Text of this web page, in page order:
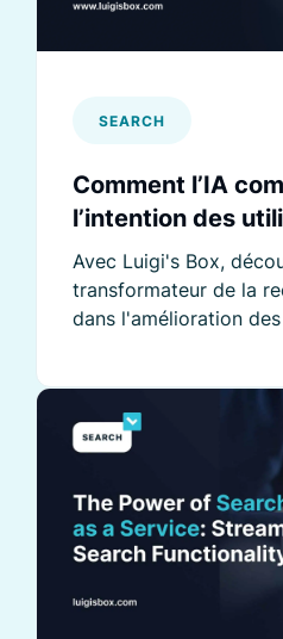
SEARCH
Comment l’IA
l’intention des
recherche
Avec Luigi's Box,
transformateur de la
dans l'amélioration